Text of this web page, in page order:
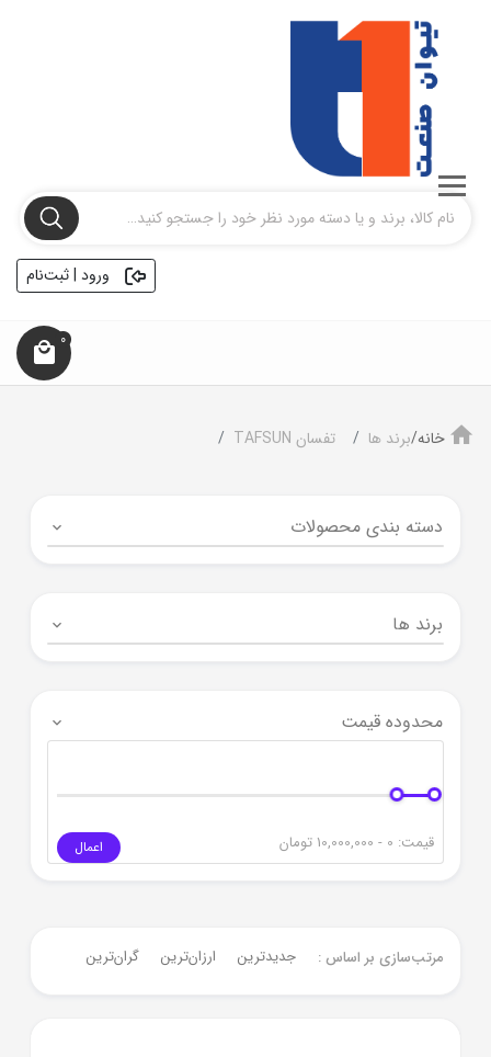
ورود | ثبت‌نام
0
خانه/برند ها تفسان TAFSUN
دسته بندی محصولات
برند ها
محدوده قیمت
قیمت: 0 - 10,000,000 تومان اعمال
مرتب‌سازی بر اساس : جدیدترین ارزان‌ترین گران‌ترین